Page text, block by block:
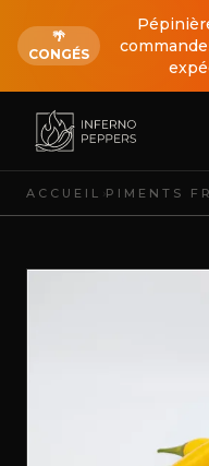
🌴
CONGÉS
ACCUEIL PIMENTS